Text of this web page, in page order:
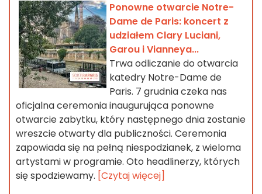
Ponowne otwarcie Notre-
Dame de Paris: koncert z
udziałem Clary Luciani,
Garou i Vianneya...
Trwa odliczanie do otwarcia
katedry Notre-Dame de
Paris. 7 grudnia czeka nas
oficjalna ceremonia inaugurująca ponowne
otwarcie zabytku, który następnego dnia zostanie
wreszcie otwarty dla publiczności. Ceremonia
zapowiada się na pełną niespodzianek, z wieloma
artystami w programie. Oto headlinerzy, których
się spodziewamy. [Czytaj więcej]